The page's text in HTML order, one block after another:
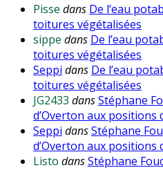
Pisse dans De l’eau
toitures végétalisées
sippe dans De l’eau
toitures végétalisées
Seppi dans De l’eau
toitures végétalisées
JG2433 dansStéphane
d’Overton aux positions
Seppi dansStéphane
d’Overton aux positions
Listo dansStéphane